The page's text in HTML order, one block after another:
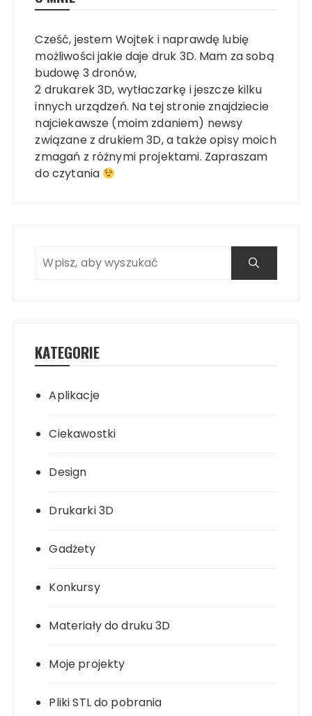
Cześć, jestem Wojtek i naprawdę lubię
możliwości jakie daje druk 3D. Mam za sobą
budowę 3 dronów,
2 drukarek 3D, wytłaczarkę i jeszcze kilku
innych urządzeń. Na tej stronie znajdziecie
najciekawsze (moim zdaniem) newsy
związane z drukiem 3D, a także opisy moich
zmagań z różnymi projektami. Zapraszam
do czytania
KATEGORIE
Aplikacje
Ciekawostki
Design
Drukarki 3D
Gadżety
Konkursy
Materiały do druku 3D
Moje projekty
Pliki STL do pobrania